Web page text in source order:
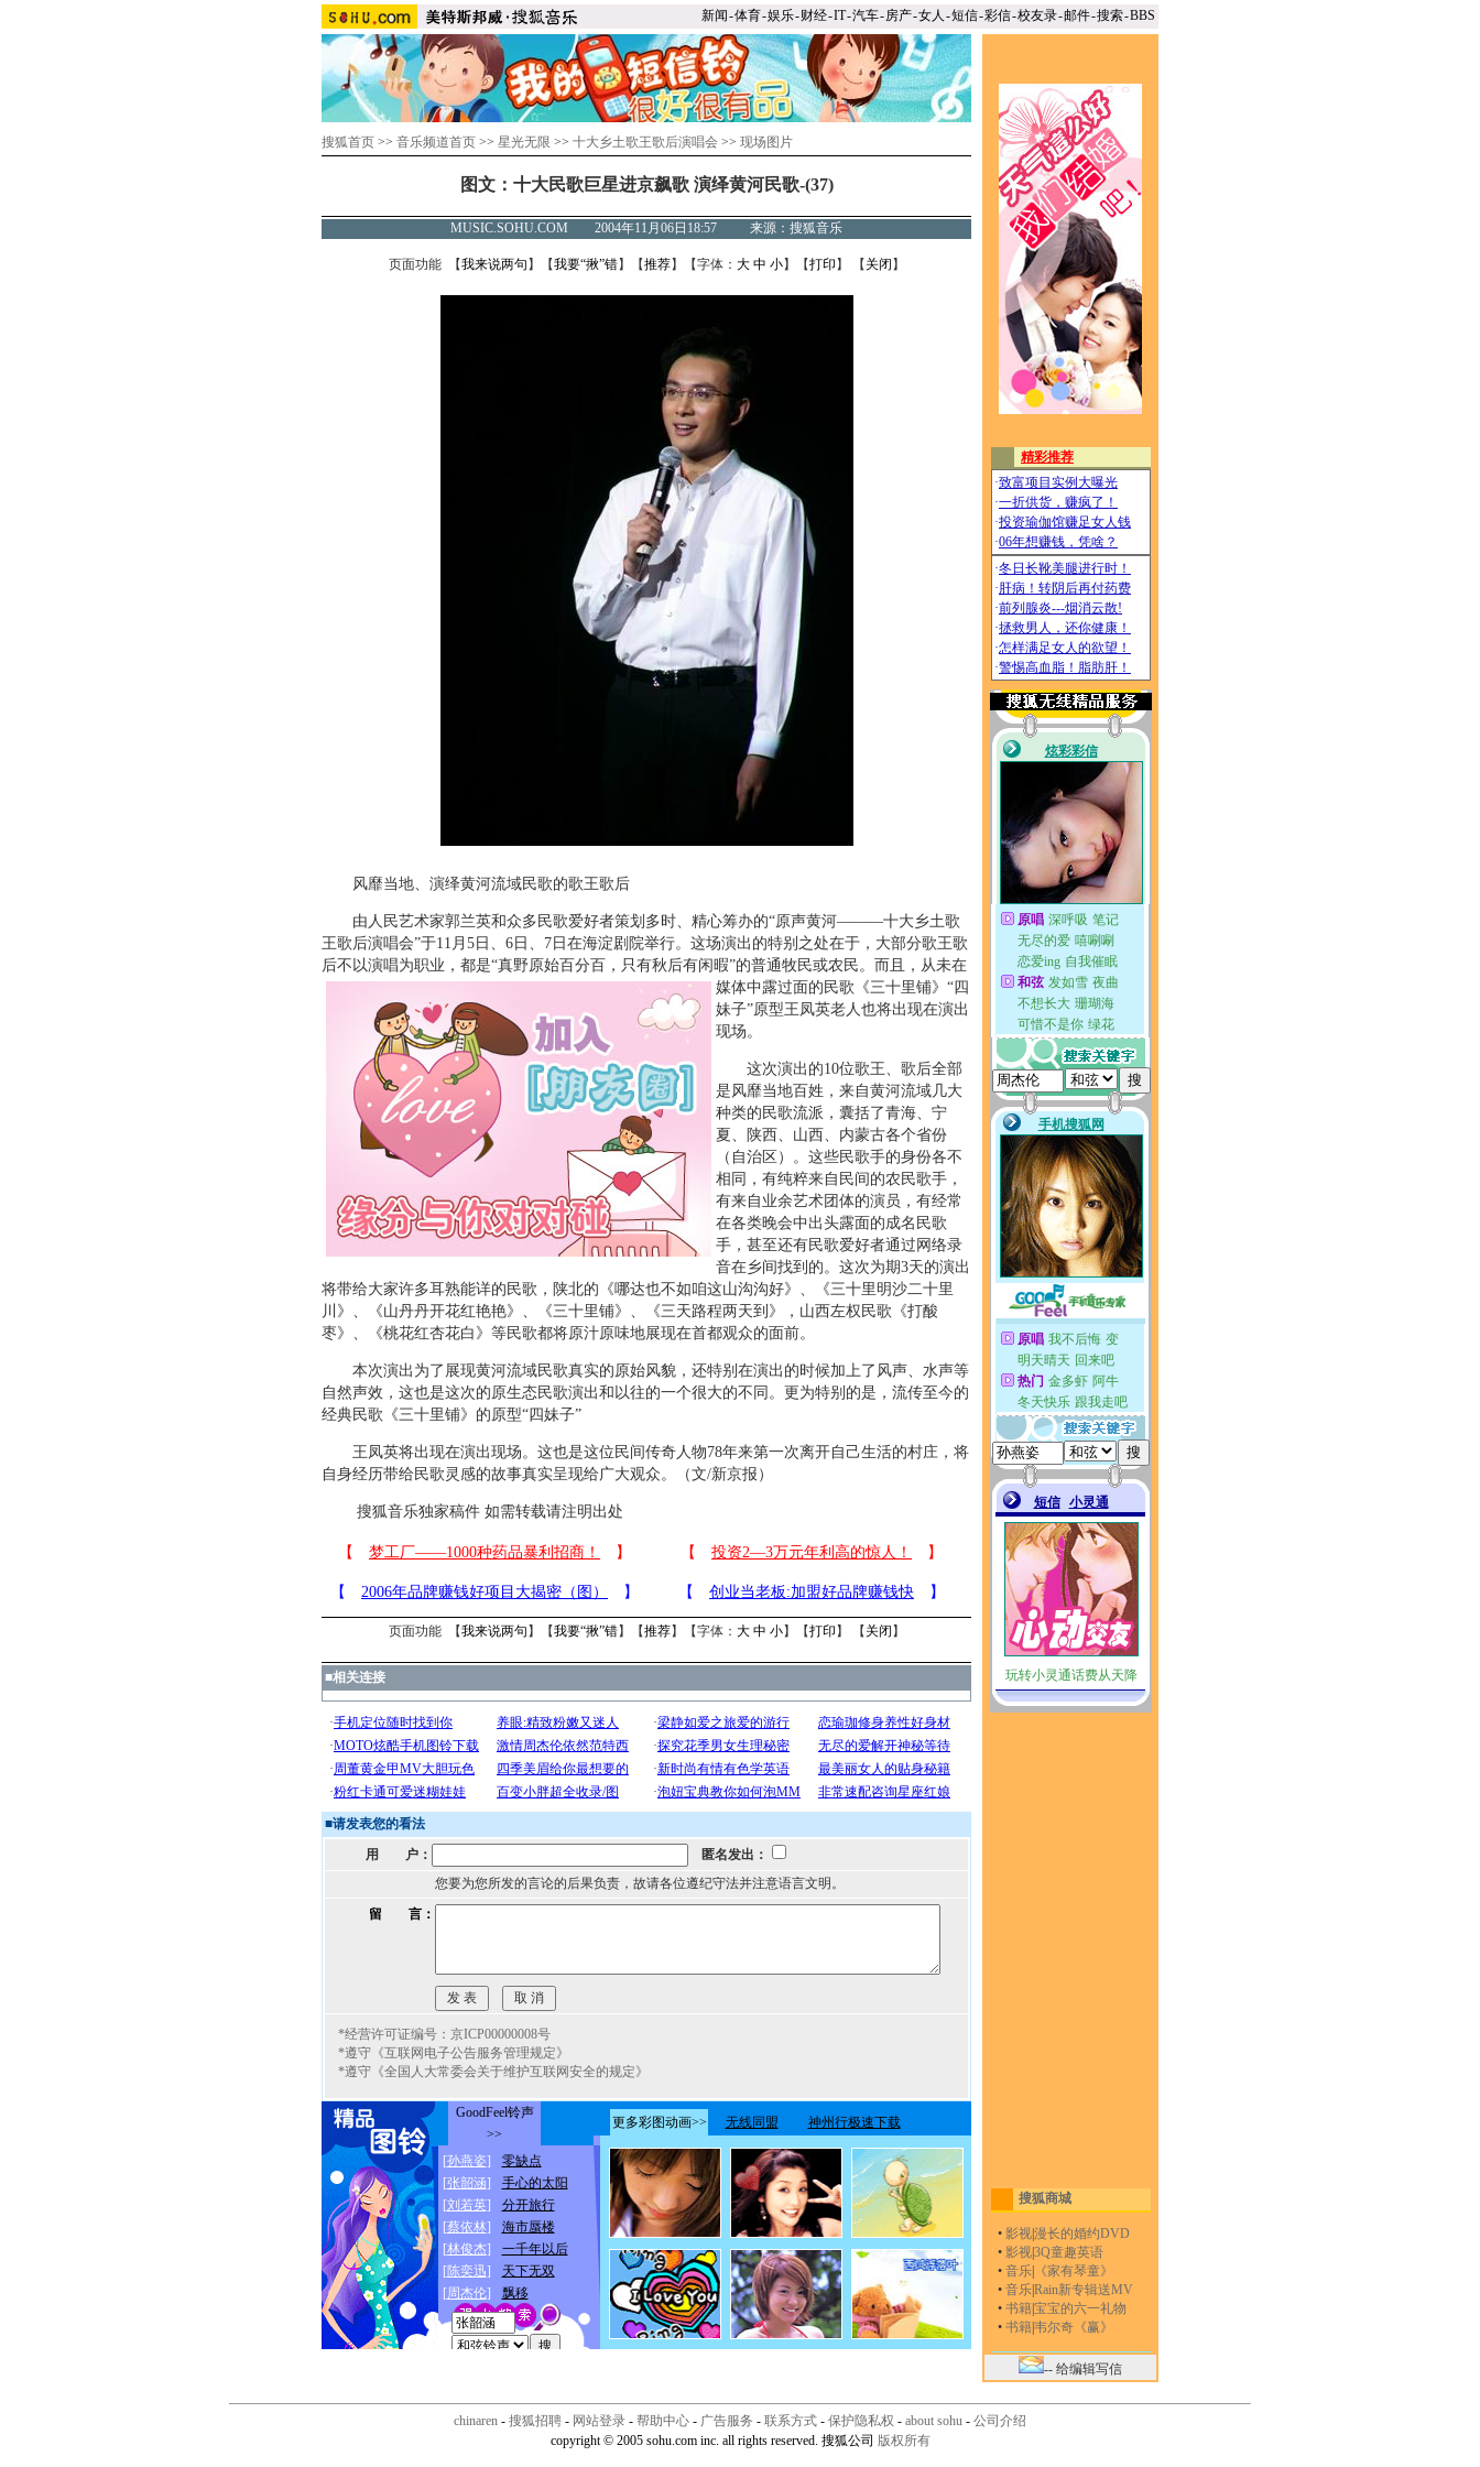
新闻-体育-娱乐-财经-IT-汽车-房产-女人 -短信-彩信-校友录-邮件-搜索-BBS
搜狐首页 >> 音乐频道首页 >> 星光无限 >> 十大乡土歌王歌后演唱会 >> 现场图片
图文：十大民歌巨星进京飙歌 演绎黄河民歌-(37)
MUSIC.SOHU.COM 2004年11月06日18:57 来源：搜狐音乐
页面功能 【我来说两句 】【我要“揪”错】【推荐】【字体： 大 中 小】【打印 】 【 关闭 】
风靡当地、演绎黄河流域民歌的歌王歌后
由人民艺术家郭兰英和众多民歌爱好者策划多时、精心筹办的“原声黄河———十大乡土歌
王歌后演唱会”于11月5日、6日、7日在海淀剧院举行。这场演出的特别之处在于，大部分歌王歌
后不以演唱为职业，都是“真野原始百分百，只有秋后有闲暇”的普通牧民或农民。而且，从未在
媒体中露过面的民歌《三十里铺》“四
妹子”原型王凤英老人也将出现在演出
现场。
这次演出的10位歌王、歌后全部
是风靡当地百姓，来自黄河流域几大
种类的民歌流派，囊括了青海、宁
夏、陕西、山西、内蒙古各个省份
（自治区）。这些民歌手的身份各不
相同，有纯粹来自民间的农民歌手，
有来自业余艺术团体的演员，有经常
在各类晚会中出头露面的成名民歌
手，甚至还有民歌爱好者通过网络录
音在乡间找到的。这次为期3天的演出
将带给大家许多耳熟能详的民歌，陕北的《哪达也不如咱这山沟沟好》、《三十里明沙二十里
川》、《山丹丹开花红艳艳》、《三十里铺》、《三天路程两天到》，山西左权民歌《打酸
枣》、《桃花红杏花白》等民歌都将原汁原味地展现在首都观众的面前。
本次演出为了展现黄河流域民歌真实的原始风貌，还特别在演出的时候加上了风声、水声等
自然声效，这也是这次的原生态民歌演出和以往的一个很大的不同。更为特别的是，流传至今的
经典民歌《三十里铺》的原型“四妹子”
王凤英将出现在演出现场。这也是这位民间传奇人物78年来第一次离开自己生活的村庄，将
自身经历带给民歌灵感的故事真实呈现给广大观众。（文/新京报）
搜狐音乐独家稿件 如需转载请注明出处
页面功能 【我来说两句 】【我要“揪”错】【推荐】【字体： 大 中 小】【打印 】 【 关闭 】
■相关连接
■请发表您的看法
用 户：
匿名发出：
您要为您所发的言论的后果负责，故请各位遵纪守法并注意语言文明。
留 言：
*经营许可证编号：京ICP00000008号
*遵守《互联网电子公告服务管理规定》
*遵守《全国人大常委会关于维护互联网安全的规定》
搜狐商城
• 影视漫长的婚约DVD
• 影视3Q童趣英语
• 音乐
《家有琴童》
• 音乐Rain新专辑送MV
• 书籍宝宝的六一礼物
• 书籍韦尔奇《赢》
-- 给编辑写信
chinaren - 搜狐招聘 - 网站登录 - 帮助中心 - 广告服务 - 联系方式 - 保护隐私权 - about sohu - 公司介绍
copyright © 2005 sohu.com inc. all rights reserved. 搜狐公司 版权所有